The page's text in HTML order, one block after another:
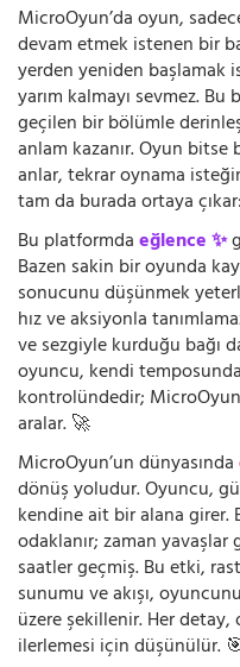
MicroOyun’da oyun,
devam etmek istenen bir
yerden yeniden
yarım kalmayı sevmez.
geçilen bir bölümle
anlam kazanır. Oyun
anlar, tekrar oynama
tam da burada ortaya çıkar:
Bu platformdaeğlence ✨
Bazen sakin bir oyunda
sonucunu düşünmek
hız ve aksiyonla
ve sezgiyle kurduğu bağı
oyuncu, kendi
kontrolündedir;
aralar. 🚀
MicroOyun’un dünyasında
dönüş yoludur. Oyuncu,
kendine ait bir alana girer.
odaklanır; zaman yavaşlar
saatler geçmiş. Bu etki,
sunumu ve akışı,
üzere şekillenir. Her detay,
ilerlemesi için düşünülür.